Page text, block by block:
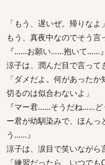
「もう、遅いぜ。帰りなよ」
もう、真夜中なのでそう言
『……お願い……抱いて……』
涼子は、潤んだ目で言って
「ダメだよ。何があった
切るのは似合わないよ」
『マー君……そうだね……
ー君が幼馴染みで、ほん
う……』
涼子は、涙目で笑いながら
「練習だったら、いつでも